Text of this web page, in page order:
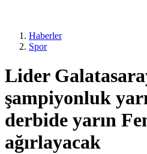
Haberler
Spor
Lider
şampiyonluk
derbide yarın
ağırlayacak